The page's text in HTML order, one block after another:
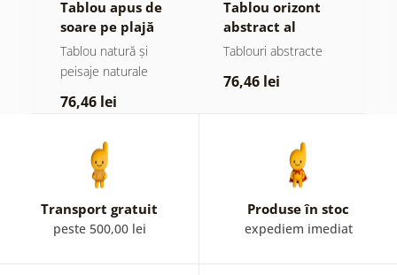
Tablou apus de
soare pe plajă
Tablou natură și
peisaje naturale
76,46 lei
Tablou orizont
abstract al
oceanului
Tablouri abstracte
76,46 lei
Transport gratuit
peste 500,00 lei
Produse în stoc
expediem imediat